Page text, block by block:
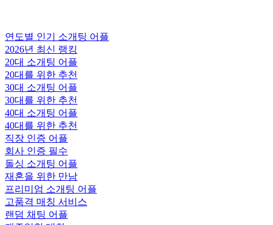
연도별 인기 소개팅 어플
2026년 최신 랭킹
20대 소개팅 어플
20대를 위한 추천
30대 소개팅 어플
30대를 위한 추천
40대 소개팅 어플
40대를 위한 추천
직장 인증 어플
회사 인증 필수
돌싱 소개팅 어플
재혼을 위한 만남
프리미엄 소개팅 어플
고품격 매칭 서비스
랜덤 채팅 어플